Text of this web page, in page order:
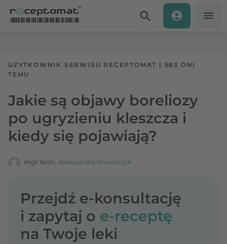
UŻYTKOWNIK SERWISU RECEPTOMAT | 583 DNI
TEMU
Jakie są objawy boreliozy
po ugryzieniu kleszcza i
kiedy się pojawiają?
mgr farm. Aleksandra Kowalczyk
Przejdź e-konsultację
i zapytaj o e-receptę
na Twoje leki